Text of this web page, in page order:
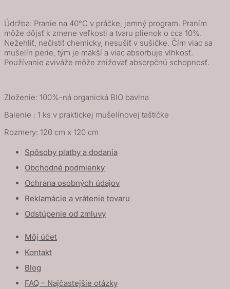
Údržba: Pranie na 40°C v práčke, jemný program. Praním
môže dôjsť k zmene veľkosti a tvaru plienok o cca 10%.
Nežehliť, nečistiť chemicky, nesušiť v sušičke. Čím viac sa
mušelín perie, tým je mäkší a viac absorbuje vlhkosť.
Používanie aviváže môže znižovať absorpčnú schopnosť.
Zloženie: 100%-ná organická BIO bavlna
Balenie : 1 ks v praktickej mušelínovej taštičke
Rozmery: 120 cm x 120 cm
Spôsoby platby a dodania
Obchodné podmienky
Ochrana osobných údajov
Reklamácie a vrátenie tovaru
Odstúpenie od zmluvy
Môj účet
Kontakt
Blog
FAQ – Najčastejšie otázky